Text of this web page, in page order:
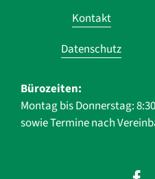
Kontakt
Datenschutz
Bürozeiten:
Montag bis Donnerstag:
sowie Termine nach